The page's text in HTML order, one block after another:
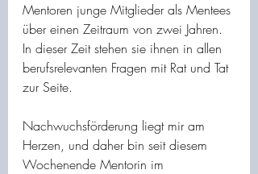
Mentoren junge Mitglieder als Mentees
über einen Zeitraum von zwei Jahren.
In dieser Zeit stehen sie ihnen in allen
berufsrelevanten Fragen mit Rat und Tat
zur Seite.
Nachwuchsförderung liegt mir am
Herzen, und daher bin seit diesem
Wochenende Mentorin im